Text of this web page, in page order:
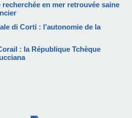
en mer retrouvée saine
di Corti : l’autonomie de la
: la République Tchèque